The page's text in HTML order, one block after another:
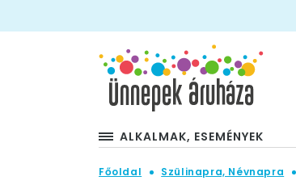
ALKALMAK, ESEMÉNYEK
Főoldal Szülinapra, Névnapra